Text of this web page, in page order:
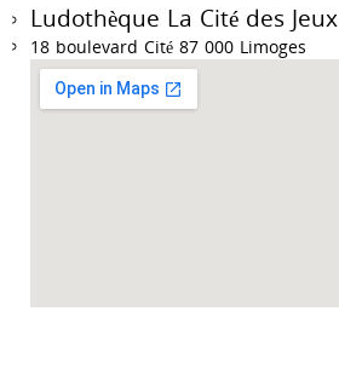
Ludothèque La Cité des Jeux
18 boulevard Cité 87 000 Limoges